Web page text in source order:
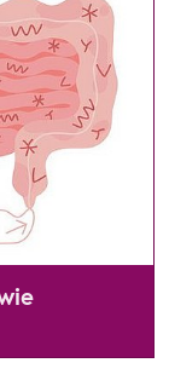
oder